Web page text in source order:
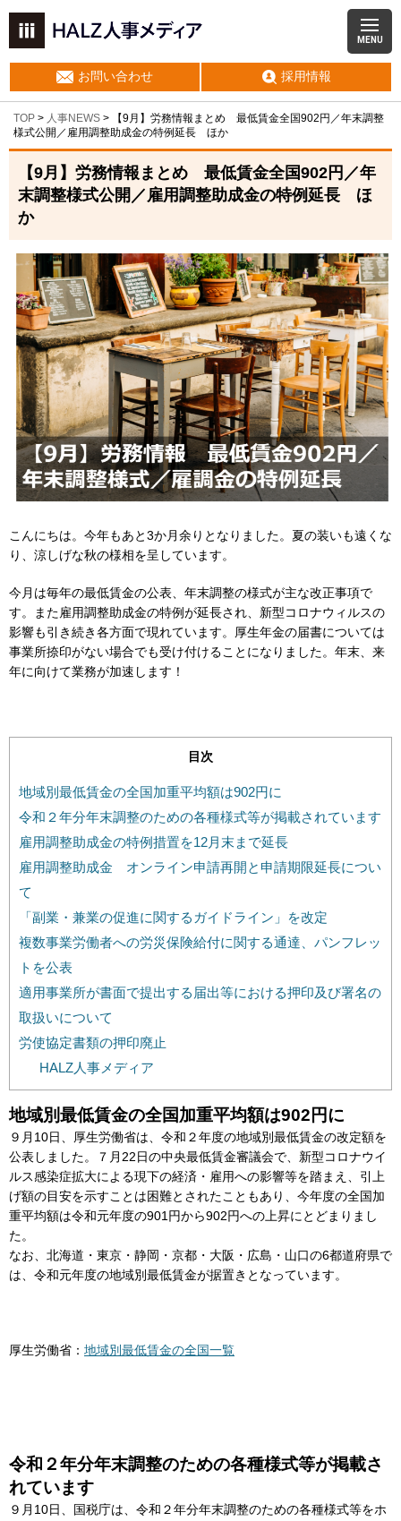
MENU
お問い合わせ 採用情報
TOP > 人事NEWS >
【9月】労務情報まとめ 最低賃金全国902円／年末調整
様式公開／雇用調整助成金の特例延長 ほか
【9月】労務情報まとめ 最低賃金全国902円／年
末調整様式公開／雇用調整助成金の特例延長 ほ
か
こんにちは。今年もあと3か月余りとなりました。夏の装いも遠くな
り、涼しげな秋の様相を呈しています。
今月は毎年の最低賃金の公表、年末調整の様式が主な改正事項で
す。また雇用調整助成金の特例が延長され、新型コロナウィルスの
影響も引き続き各方面で現れています。厚生年金の届書については
事業所捺印がない場合でも受け付けることになりました。年末、来
年に向けて業務が加速します！
目次
地域別最低賃金の全国加重平均額は902円に
令和２年分年末調整のための各種様式等が掲載されています
雇用調整助成金の特例措置を12月末まで延長
雇用調整助成金 オンライン申請再開と申請期限延長につい
て
「副業・兼業の促進に関するガイドライン」を改定
複数事業労働者への労災保険給付に関する通達、パンフレッ
トを公表
適用事業所が書面で提出する届出等における押印及び署名の
取扱いについて
労使協定書類の押印廃止
HALZ人事メディア
地域別最低賃金の全国加重平均額は902円に
９月10日、厚生労働省は、令和２年度の地域別最低賃金の改定額を
公表しました。７月22日の中央最低賃金審議会で、新型コロナウイ
ルス感染症拡大による現下の経済・雇用への影響等を踏まえ、引上
げ額の目安を示すことは困難とされたこともあり、今年度の全国加
重平均額は令和元年度の901円から902円への上昇にとどまりまし
た。
なお、北海道・東京・静岡・京都・大阪・広島・山口の6都道府県で
は、令和元年度の地域別最低賃金が据置きとなっています。
厚生労働省： 地域別最低賃金の全国一覧
令和２年分年末調整のための各種様式等が掲載さ
れています
９月10日、国税庁は、令和２年分年末調整のための各種様式等をホ